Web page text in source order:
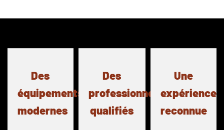
Des
équipements
modernes
Des
professionnels
qualifiés
Une
expérience
reconnue